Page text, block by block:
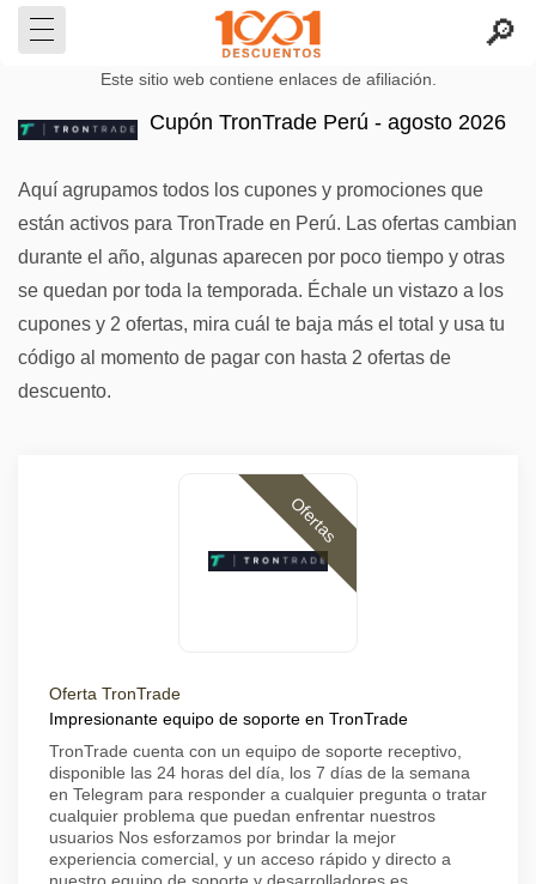
Este sitio web contiene enlaces de afiliación.
Cupón TronTrade Perú - agosto 2026
Aquí agrupamos todos los cupones y promociones que
están activos para TronTrade en Perú. Las ofertas cambian
durante el año, algunas aparecen por poco tiempo y otras
se quedan por toda la temporada. Échale un vistazo a los
cupones y 2 ofertas, mira cuál te baja más el total y usa tu
código al momento de pagar con hasta 2 ofertas de
descuento.
Ofertas
Oferta TronTrade
Impresionante equipo de soporte en TronTrade
TronTrade cuenta con un equipo de soporte receptivo,
disponible las 24 horas del día, los 7 días de la semana
en Telegram para responder a cualquier pregunta o tratar
cualquier problema que puedan enfrentar nuestros
usuarios Nos esforzamos por brindar la mejor
experiencia comercial, y un acceso rápido y directo a